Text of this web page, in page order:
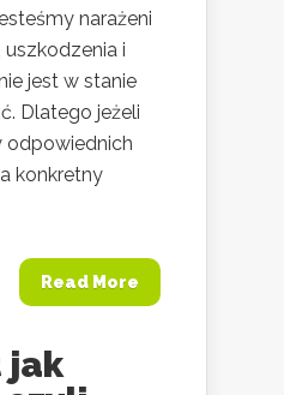
narażeni
uszkodzenia i
jest w stanie
Dlatego jeżeli
odpowiednich
konkretny
Read More
jak